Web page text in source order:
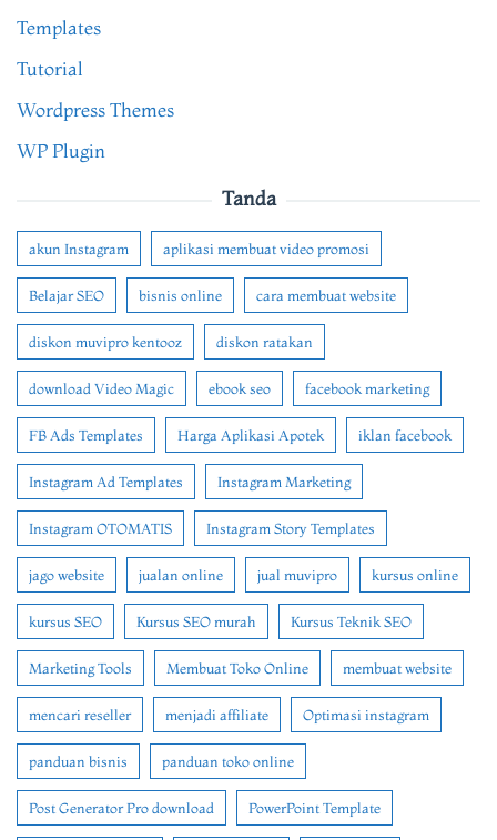
Templates
Tutorial
Wordpress Themes
WP Plugin
Tanda
akun Instagram aplikasi membuat video promosi
Belajar SEO bisnis online cara membuat website
diskon muvipro kentooz diskon ratakan
download Video Magic ebook seo facebook marketing
FB Ads Templates Harga Aplikasi Apotek iklan facebook
Instagram Ad Templates Instagram Marketing
Instagram OTOMATIS Instagram Story Templates
jago website jualan online jual muvipro kursus online
kursus SEO Kursus SEO murah Kursus Teknik SEO
Marketing Tools Membuat Toko Online membuat website
mencari reseller menjadi affiliate Optimasi instagram
panduan bisnis panduan toko online
Post Generator Pro download PowerPoint Template